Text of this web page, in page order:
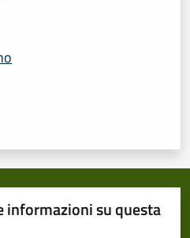
informazioni su questa